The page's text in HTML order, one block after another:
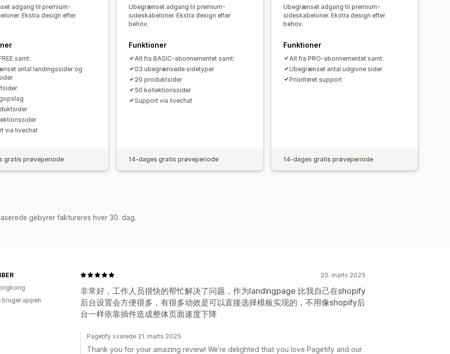
adgang til premium-
Ekstra design efter
samt:
antal landingssider og
via livechat
gratis prøveperiode
Ubegrænset adgang til premium-
sideskabeloner. Ekstra design efter
behov.
Funktioner
Alt fra BASIC-abonnementet samt:
03 ubegrænsede sidetyper
20 produktsider
50 kollektionssider
Support via livechat
14-dages gratis prøveperiode
Ubegrænset adgang til premium-
sideskabeloner. Ekstra design efter
behov.
Funktioner
Alt fra PRO-abonnementet samt:
Ubegrænset antal udgivne sider
Prioriteret support
14-dages gratis prøveperiode
gebyrer faktureres hver 30. dag.
20. marts 2025
非常好，工作人员很快的帮忙解决了问题，作为landingpage 比我自己在shopify
后台设置会方便很多，有很多动效是可以直接选择模板实现的，不用像shopify后
台一样依靠插件造成整体页面速度下降
bruger appen
Pagetify svarede 21. marts 2025
Thank you for your amazing review! We’re delighted that you love Pagetify and our